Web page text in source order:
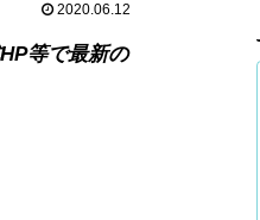
2020.06.12
等で最新の